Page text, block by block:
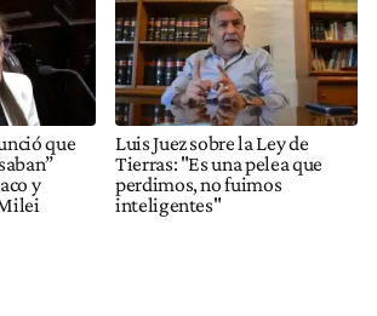
que
y
Luis Juez sobre la Ley de
Tierras: "Es una pelea que
perdimos, no fuimos
inteligentes"